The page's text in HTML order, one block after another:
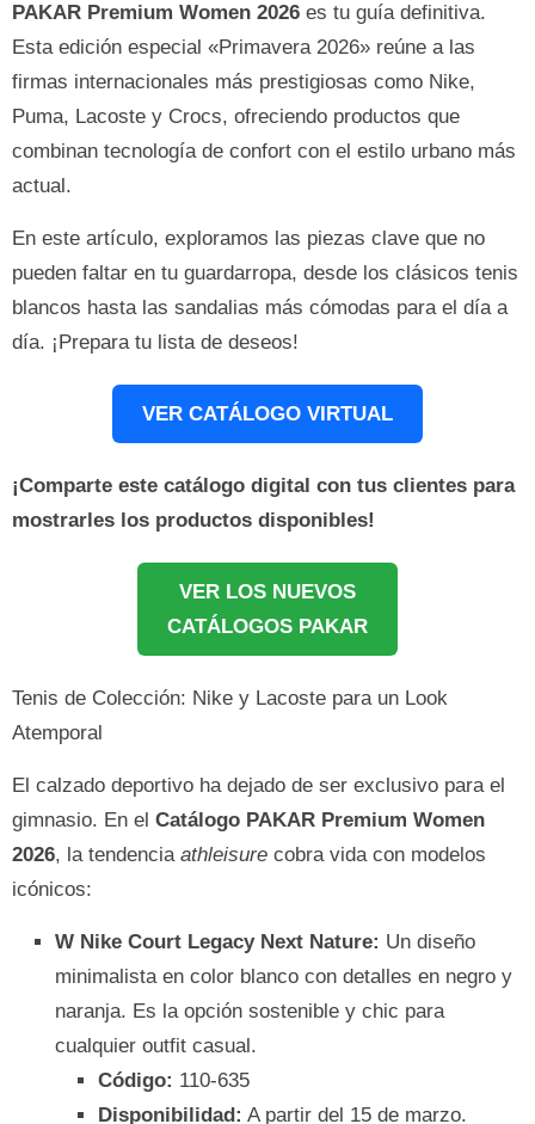
PAKAR Premium Women 2026 es tu guía definitiva.
Esta edición especial «Primavera 2026» reúne a las
firmas internacionales más prestigiosas como Nike,
Puma, Lacoste y Crocs, ofreciendo productos que
combinan tecnología de confort con el estilo urbano más
actual.
En este artículo, exploramos las piezas clave que no
pueden faltar en tu guardarropa, desde los clásicos tenis
blancos hasta las sandalias más cómodas para el día a
día. ¡Prepara tu lista de deseos!
VER CATÁLOGO VIRTUAL
¡Comparte este catálogo digital con tus clientes para
mostrarles los productos disponibles!
VER LOS NUEVOS
CATÁLOGOS PAKAR
Tenis de Colección: Nike y Lacoste para un Look
Atemporal
El calzado deportivo ha dejado de ser exclusivo para el
gimnasio. En el Catálogo PAKAR Premium Women
2026, la tendencia athleisure cobra vida con modelos
icónicos:
W Nike Court Legacy Next Nature: Un diseño
minimalista en color blanco con detalles en negro y
naranja. Es la opción sostenible y chic para
cualquier outfit casual.
Código: 110-635
Disponibilidad: A partir del 15 de marzo.